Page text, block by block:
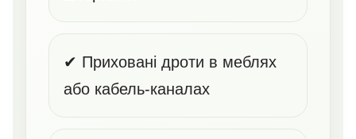
✔ Приховані дроти в меблях
або кабель-каналах